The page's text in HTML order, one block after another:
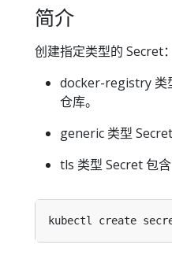
简介
创建指定类型的 Secret：
docker-registry 类
仓库。
generic 类型
tls 类型 Secret 包
kubectl create